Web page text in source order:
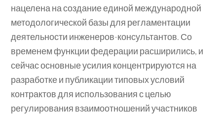
нацелена на создание единой международной
методологической базы для регламентации
деятельности инженеров-консультантов. Со
временем функции федерации расширились, и
сейчас основные усилия концентрируются на
разработке и публикации типовых условий
контрактов для использования с целью
регулирования взаимоотношений участников